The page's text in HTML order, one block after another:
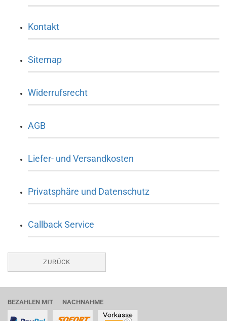
Kontakt
Sitemap
Widerrufsrecht
AGB
Liefer- und Versandkosten
Privatsphäre und Datenschutz
Callback Service
ZURÜCK
BEZAHLEN MIT NACHNAHME